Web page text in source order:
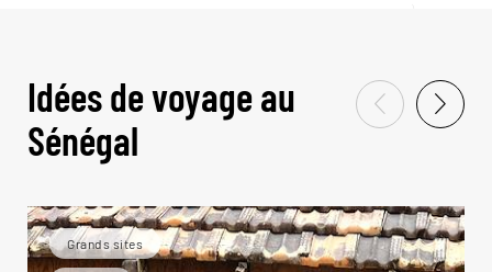
Idées de voyage au
Sénégal
Grands sites